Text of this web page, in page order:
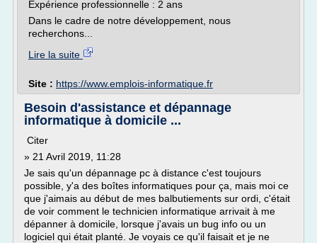
Expérience professionnelle : 2 ans
Dans le cadre de notre développement, nous
recherchons...
Lire la suite
Site : https://www.emplois-informatique.fr
Besoin d'assistance et dépannage
informatique à domicile ...
Citer
» 21 Avril 2019, 11:28
Je sais qu'un dépannage pc à distance c'est toujours
possible, y'a des boîtes informatiques pour ça, mais moi ce
que j'aimais au début de mes balbutiements sur ordi, c'était
de voir comment le technicien informatique arrivait à me
dépanner à domicile, lorsque j'avais un bug info ou un
logiciel qui était planté. Je voyais ce qu'il faisait et je ne